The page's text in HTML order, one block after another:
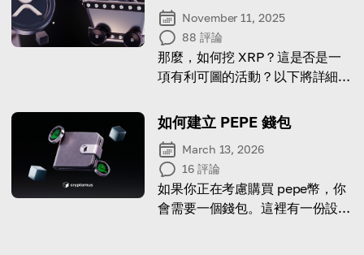
November 11, 2025
88 評論
那麼，如何挖 XRP？這是否是一
項有利可圖的活動？以下將詳細說
如何建立 PEPE 錢包
March 13, 2026
16 評論
如果你正在考慮購買 pepe幣，你
會需要一個錢包。這裡有一份設定